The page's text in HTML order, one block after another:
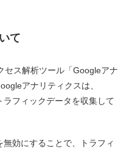
て
セス解析ツール「Googleアナ
アナリティクスは、
フィックデータを収集して
効にすることで、トラフィ